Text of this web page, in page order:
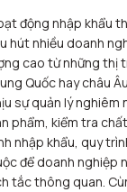
động nhập khẩu
hút nhiều doanh
cao từ những thị
Quốc hay châu
sự quản lý nghiêm
phẩm, kiểm tra
nhập khẩu, quy
để doanh nghiệp
tắc thông quan.